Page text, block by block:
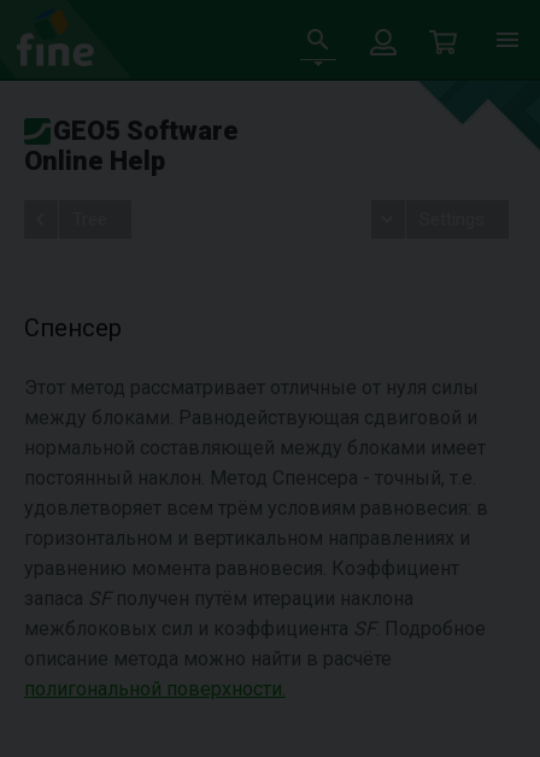
GEO5 Software
Online Help
Спенсер
Этот метод рассматривает отличные от нуля силы
между блоками. Равнодействующая сдвиговой и
нормальной составляющей между блоками имеет
постоянный наклон. Метод Спенсера - точный, т.е.
удовлетворяет всем трём условиям равновесия: в
горизонтальном и вертикальном направлениях и
уравнению момента равновесия. Коэффициент
запаса SF получен путём итерации наклона
межблоковых сил и коэффициента SF . Подробное
описание метода можно найти в расчёте
полигональной поверхности.